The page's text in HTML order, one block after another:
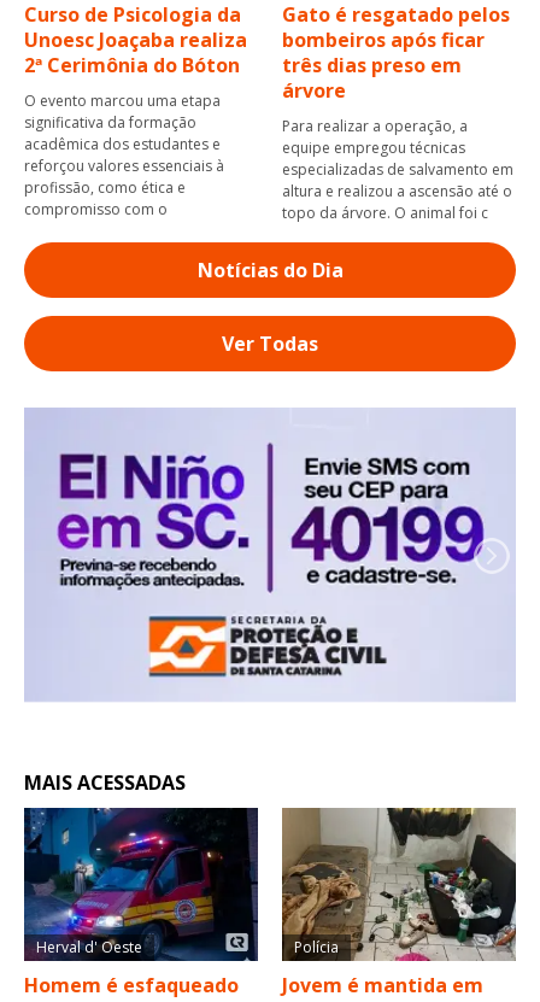
Curso de Psicologia da
Unoesc Joaçaba realiza
2ª Cerimônia do Bóton
O evento marcou uma etapa
significativa da formação
acadêmica dos estudantes e
reforçou valores essenciais à
profissão, como ética e
compromisso com o
Gato é resgatado pelos
bombeiros após ficar
três dias preso em
árvore
Para realizar a operação, a
equipe empregou técnicas
especializadas de salvamento em
altura e realizou a ascensão até o
topo da árvore. O animal foi c
Notícias do Dia
Ver Todas
MAIS ACESSADAS
Herval d' Oeste
Homem é esfaqueado
Polícia
Jovem é mantida em